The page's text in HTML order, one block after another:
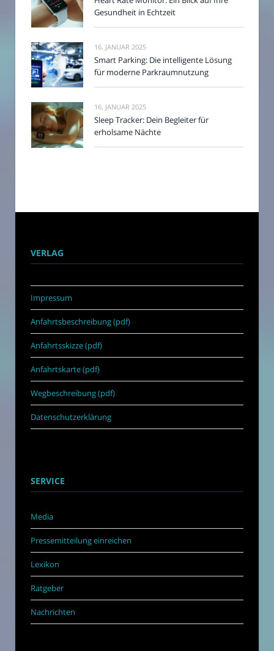
Gesundheit in Echtzeit
16. JANUAR 2025
Smart Parking: Die intelligente Lösung
für moderne Parkraumnutzung
16. JANUAR 2025
Sleep Tracker: Dein Begleiter für
erholsame Nächte
VERLAG
Impressum
Anfahrtsbeschreibung (pdf)
Anfahrtsskizze (pdf)
Anfahrtskarte (pdf)
Wegbeschreibung (pdf)
Datenschutzerklärung
SERVICE
Media
Pressemitteilung einreichen
Lexikon
Ratgeber
Nachrichten